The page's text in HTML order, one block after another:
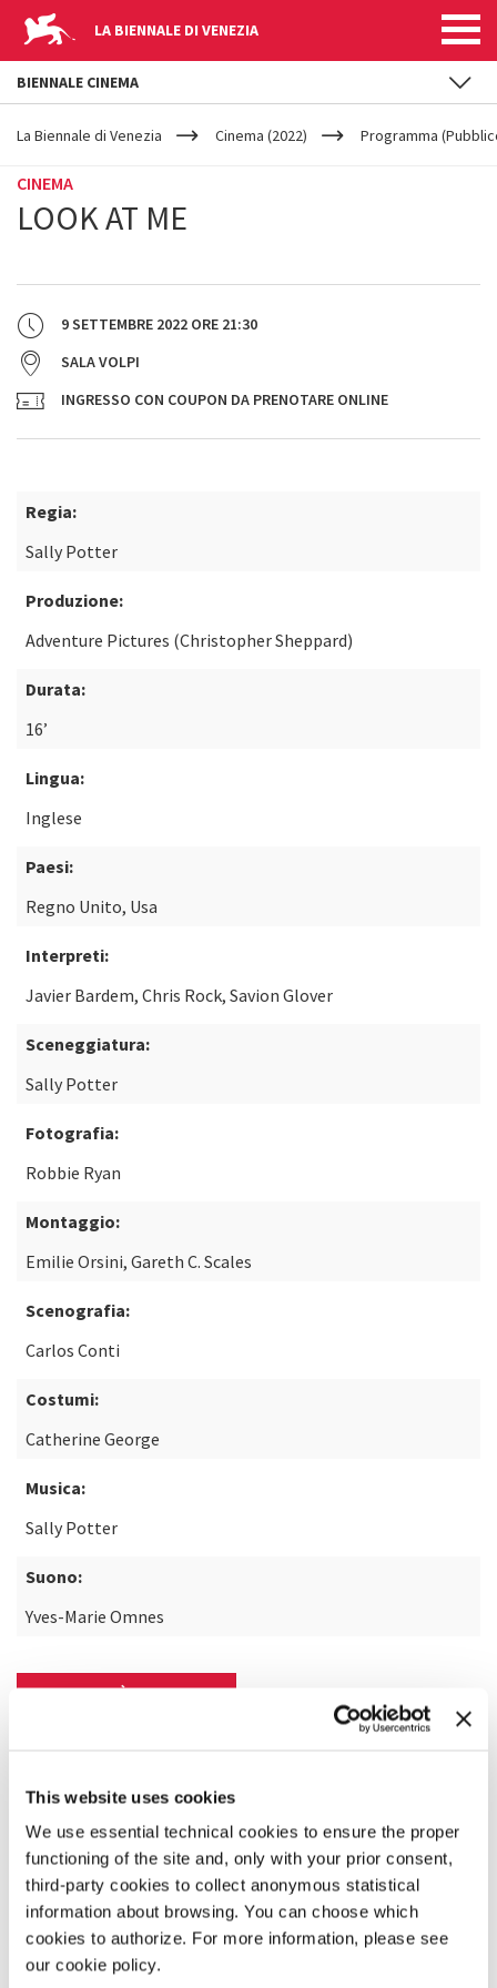
This website uses cookies
We use essential technical cookies to ensure the proper
functioning of the site and, only with your prior consent,
third-party cookies to collect anonymous statistical
information about browsing. You can choose which
cookies to authorize. For more information, please see
our cookie policy.
LA BIENNALE DI VENEZIA
YOUR
ARE
La Biennale di Venezia Cinema (2022) Programma
CINEMA
LOOK AT ME
9 SETTEMBRE 2022 ORE 21:30
SALA VOLPI
INGRESSO CON COUPON DA PRENOTARE ONLINE
Regia:
Sally Potter
Produzione:
Adventure Pictures (Christopher Sheppard)
Durata:
16’
Lingua:
Inglese
Paesi:
Regno Unito, Usa
Interpreti:
Javier Bardem, Chris Rock, Savion Glover
Sceneggiatura:
Sally Potter
Fotografia:
Robbie Ryan
Montaggio:
Emilie Orsini, Gareth C. Scales
Scenografia:
Carlos Conti
Costumi:
Catherine George
Musica:
Sally Potter
Suono:
Yves-Marie Omnes
SCOPRI DI PIÙ SUL FILM
BIENNALE CINEMA